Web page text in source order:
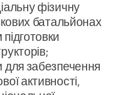
фізичну
батальйонах
забезпечення
активності,